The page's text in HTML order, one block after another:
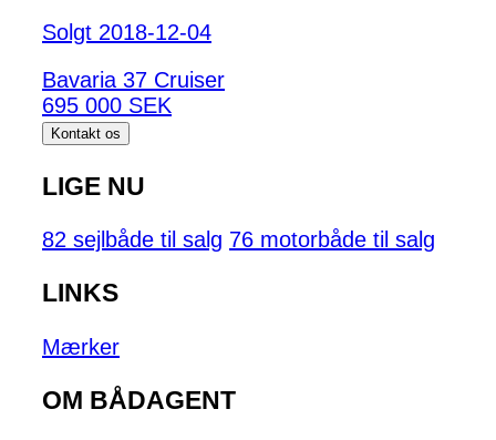
Solgt 2018-12-04
Bavaria 37 Cruiser
695 000 SEK
Kontakt os
LIGE NU
82 sejlbåde til salg 76 motorbåde til salg
LINKS
Mærker
OM BÅDAGENT